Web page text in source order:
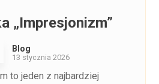
„Impresjonizm”
Blog
13 stycznia 2026
to jeden z najbardziej